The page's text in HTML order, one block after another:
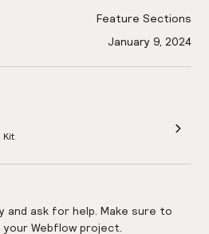
Feature Sections
January 9, 2024
Kit
and ask for help. Make sure to
Webflow project.